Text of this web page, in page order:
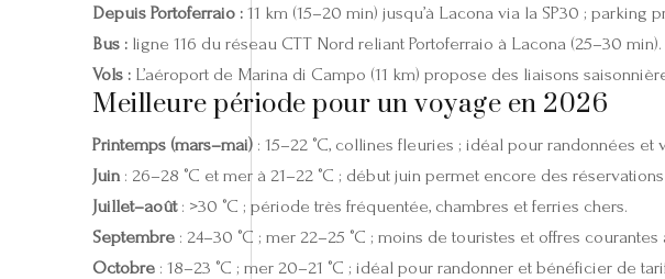
Depuis Portoferraio : 11 km (15–20 min) jusqu’à Lacona via la SP30 ; parking
Bus : ligne 116 du réseau CTT Nord reliant Portoferraio à Lacona (25–30 min).
Vols : L’aéroport de Marina di Campo (11 km) propose des liaisons
Meilleure période pour un voyage en 2026
Printemps (mars–mai) : 15–22 °C, collines fleuries ; idéal pour randonnées
Juin : 26–28 °C et mer à 21–22 °C ; début juin permet encore des
Juillet–août: >30 °C ; période très fréquentée, chambres et ferries chers.
Septembre : 24–30 °C ; mer 22–25 °C ; moins de touristes et offres
Octobre : 18–23 °C ; mer 20–21 °C ; idéal pour randonner et bénéficier de